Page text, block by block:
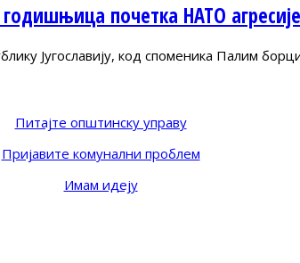
почетка НАТО агресије
Југославију, код споменика Палим
Питајте општинску управу
Пријавите комунални проблем
Имам идеју